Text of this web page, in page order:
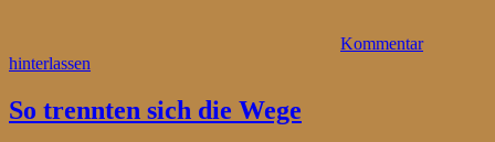
Kommentar
hinterlassen
So trennten sich die Wege